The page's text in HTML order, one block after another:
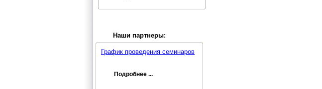
Наши партнеры:
График проведения семинаров
Подробнее ...